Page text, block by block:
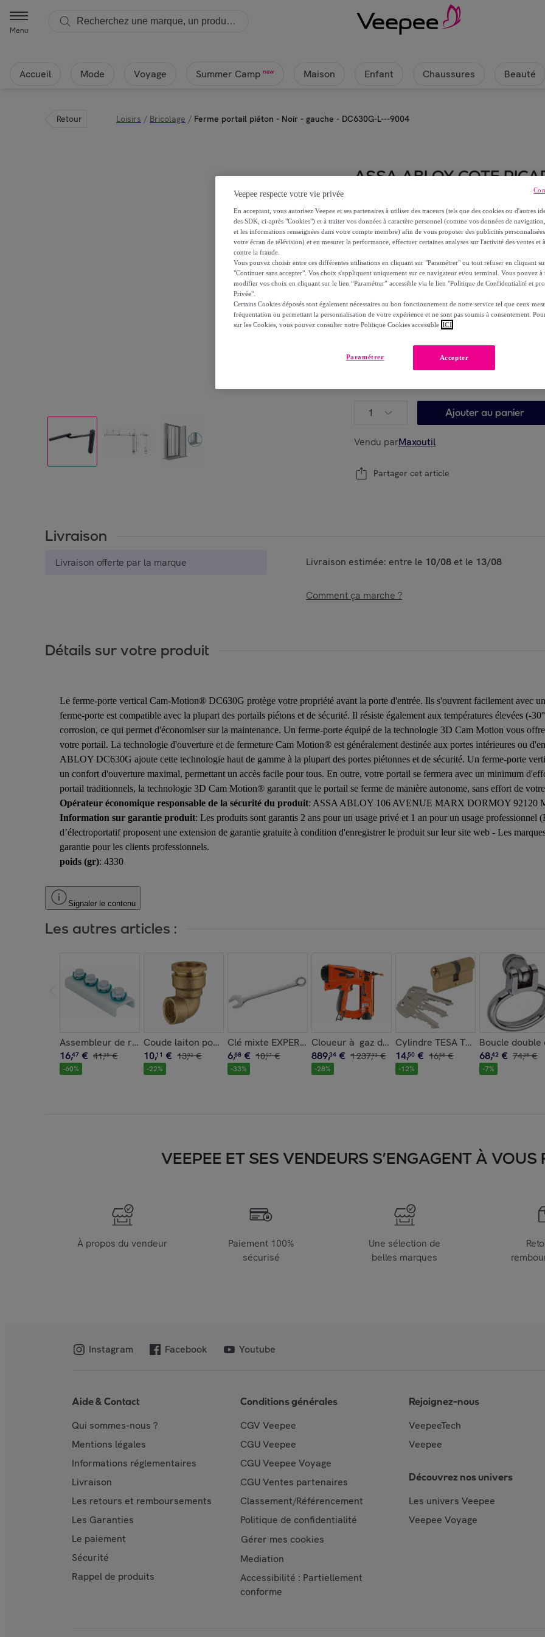
Menu
Accueil Mode Voyage Summer Camp new Maison Enfant Chaussures Beauté
Retour Loisirs / Bricolage / Ferme portail piéton - Noir - gauche - DC630G-L---9004
ASSA ABLOY COTE
Ferme portail piéton - Noir -
287,53 €
565,20 €
-49%
Reprise possible de votre ancien produit
Ferme portail piéton - Noir -
1 Ajouter au panier
Vendu parMaxoutil
Partager cet article
Livraison
Livraison offerte par la marque Livraison estimée: entre le 10/08 et le 13/08
Comment ça marche ?
Détails sur votre produit
Le ferme-porte vertical Cam-Motion® DC630G protège votre propriété avant la porte d'entrée. Ils s'ouvrent facilement avec
ferme-porte est compatible avec la plupart des portails piétons et de sécurité. Il résiste également aux températures élevées (-
corrosion, ce qui permet d'économiser sur la maintenance. Un ferme-porte équipé de la technologie 3D Cam Motion vous
votre portail. La technologie d'ouverture et de fermeture Cam Motion® est généralement destinée aux portes intérieures ou
ABLOY DC630G ajoute cette technologie haut de gamme à la plupart des portes piétonnes et de sécurité. Un ferme-porte
un confort d'ouverture maximal, permettant un accès facile pour tous. En outre, votre portail se fermera avec un minimum
portail traditionnels, la technologie 3D Cam Motion® garantit que le portail se ferme de manière autonome, sans effort de
Opérateur économique responsable de la sécurité du produit: ASSA ABLOY 106 AVENUE MARX DORMOY 92120
Information sur garantie produit: Les produits sont garantis 2 ans pour un usage privé et 1 an pour un usage professionnel
d’électroportatif proposent une extension de garantie gratuite à condition d'enregistrer le produit sur leur site web - Les
garantie pour les clients professionnels.
poids (gr): 4330
Signaler le contenu
Les autres articles :
Assembleur de rail U WALRAVEN BIS RapidStrut G2 (BUP1000) - 162 mm - 665885421
16,47 € 41,35 €
-60%
Coude laiton pour tuyau polyéthylène femelle F1' (26x34) NOYON & THIEBAULT - Ø 32 mm
10,11 € 13,02 €
-22%
Clé mixte EXPERT by Facom 23 mm - E113218
6,68 € 10,07 €
-33%
Cloueur à gaz de finition SPIT IM50 f18 lithium -
889,34 € 1237,93 €
-28%
Cylindre TESA TE5 - 30x40mm -
14,50 € 16,58 €
-12%
Boucle double
68,42 € 74,28 €
-7%
VEEPEE ET SES VENDEURS S’ENGAGENT À VOUS
À propos du vendeur
Paiement 100%
sécurisé
Une sélection de
belles marques
Instagram Facebook Youtube
Aide & Contact
Qui sommes-nous ?
Mentions légales
Informations réglementaires
Livraison
Les retours et remboursements
Les Garanties
Le paiement
Sécurité
Rappel de produits
Conditions générales
CGV Veepee
CGU Veepee
CGU Veepee Voyage
CGU Ventes partenaires
Classement/Référencement
Politique de confidentialité
Gérer mes cookies
Mediation
Accessibilité : Partiellement
conforme
Rejoignez-nous
VeepeeTech
Veepee
Découvrez nos univers
Les univers Veepee
Veepee Voyage
Veepee respecte votre vie privée
En acceptant, vous autorisez Veepee et ses partenaires à utiliser des traceurs (tels que des cookies ou d'autres
des SDK, ci-après "Cookies") et à traiter vos données à caractère personnel (comme vos données de
et les informations renseignées dans votre compte membre) afin de vous proposer des publicités
votre écran de télévision) et en mesurer la performance, effectuer certaines analyses sur l'activité des ventes et
contre la fraude.
Vous pouvez choisir entre ces différentes utilisations en cliquant sur "Paramétrer" ou tout refuser en cliquant
"Continuer sans accepter". Vos choix s'appliquent uniquement sur ce navigateur et/ou terminal. Vous pouvez
modifier vos choix en cliquant sur le lien “Paramétrer” accessible via le lien "Politique de Confidentialité et
Privée".
Certains Cookies déposés sont également nécessaires au bon fonctionnement de notre service tel que ceux
fréquentation ou permettant la personnalisation de votre expérience et ne sont pas soumis à consentement.
sur les Cookies, vous pouvez consulter notre Politique Cookies accessible ICI
Accepter
Paramétrer